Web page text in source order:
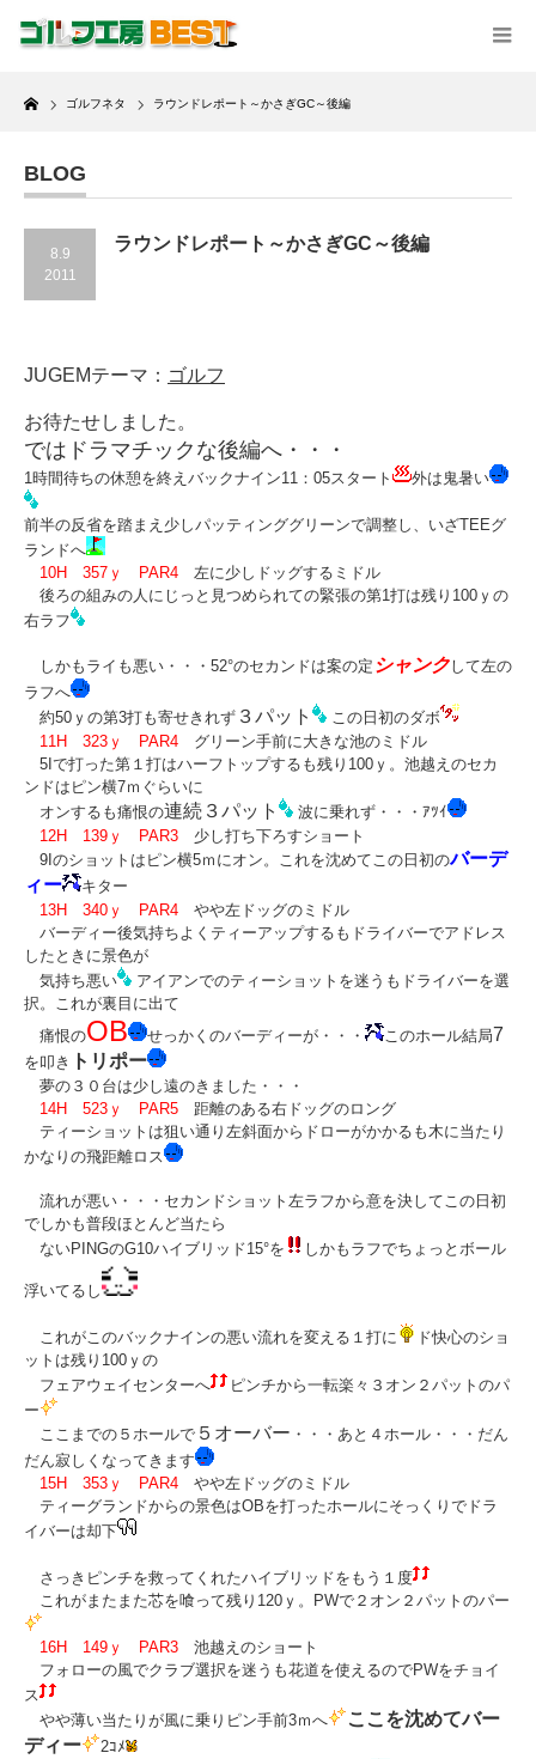
Home
ゴルフネタ ラウンドレポート～かさぎGC～後編
BLOG
8.9
2011
ラウンドレポート～かさぎGC～後編
JUGEMテーマ： ゴルフ
お待たせしました。
ではドラマチックな後編へ・・・
1時間待ちの休憩を終えバックナイン11：05スタート 外は鬼暑い
前半の反省を踏まえ少しパッティンググリーンで調整し、いざTEEグ
ランドへ
10H 357ｙ PAR4 左に少しドッグするミドル
後ろの組みの人にじっと見つめられての緊張の第1打は残り100ｙの
右ラフ
しかもライも悪い・・・52°のセカンドは案の定 シャンクして左の
ラフへ
約50ｙの第3打も寄せきれず ３パット
この日初のダボ
11H 323ｙ PAR4 グリーン手前に大きな池のミドル
5Iで打った第１打はハーフトップするも残り100ｙ。池越えのセカ
ンドはピン横7ｍぐらいに
オンするも痛恨の連続３パット
波に乗れず・・・ｱﾂｲ
12H 139ｙ PAR3 少し打ち下ろすショート
9Iのショットはピン横5ｍにオン。これを沈めてこの日初のバーデ
ィー
キター
13H 340ｙ PAR4 やや左ドッグのミドル
バーディー後気持ちよくティーアップするもドライバーでアドレス
したときに景色が
気持ち悪い
アイアンでのティーショットを迷うもドライバーを選
択。これが裏目に出て
痛恨のOB せっかくのバーディーが・・・ このホール結局7
を叩き トリポー
夢の３０台は少し遠のきました・・・
14H 523ｙ PAR5 距離のある右ドッグのロング
ティーショットは狙い通り左斜面からドローがかかるも木に当たり
かなりの飛距離ロス
流れが悪い・・・セカンドショット左ラフから意を決してこの日初
でしかも普段ほとんど当たら
ないPINGのG10ハイブリッド15°を
しかもラフでちょっとボール
浮いてるし
これがこのバックナインの悪い流れを変える１打に
ド快心のショ
ットは残り100ｙの
フェアウェイセンターへ
ピンチから一転楽々３オン２パットのパ
ー
ここまでの５ホールで ５オーバー ・・・あと４ホール・・・だん
だん寂しくなってきます
15H 353ｙ PAR4 やや左ドッグのミドル
ティーグランドからの景色はOBを打ったホールにそっくりでドラ
イバーは却下
さっきピンチを救ってくれたハイブリッドをもう１度
これがまたまた芯を喰って残り120ｙ。PWで２オン２パットのパー
16H 149ｙ PAR3 池越えのショート
フォローの風でクラブ選択を迷うも花道を使えるのでPWをチョイ
ス
やや薄い当たりが風に乗りピン手前3ｍへ
ここを沈めてバー
ディー
2ｺﾒ